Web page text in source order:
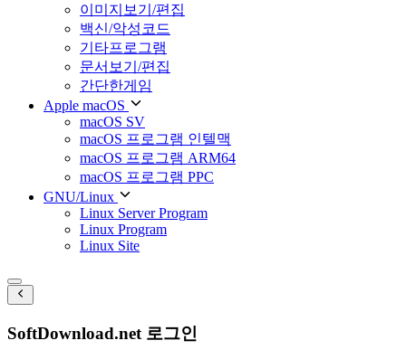
이미지보기/편집
백신/악성코드
기타프로그램
문서보기/편집
간단한게임
Apple macOS
macOS SV
macOS 프로그램 인텔맥
macOS 프로그램 ARM64
macOS 프로그램 PPC
GNU/Linux
Linux Server Program
Linux Program
Linux Site
SoftDownload.net 로그인